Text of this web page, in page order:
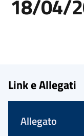
18/04/
Link e Allegati
Allegato